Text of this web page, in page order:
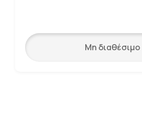
Μη διαθέσιμο